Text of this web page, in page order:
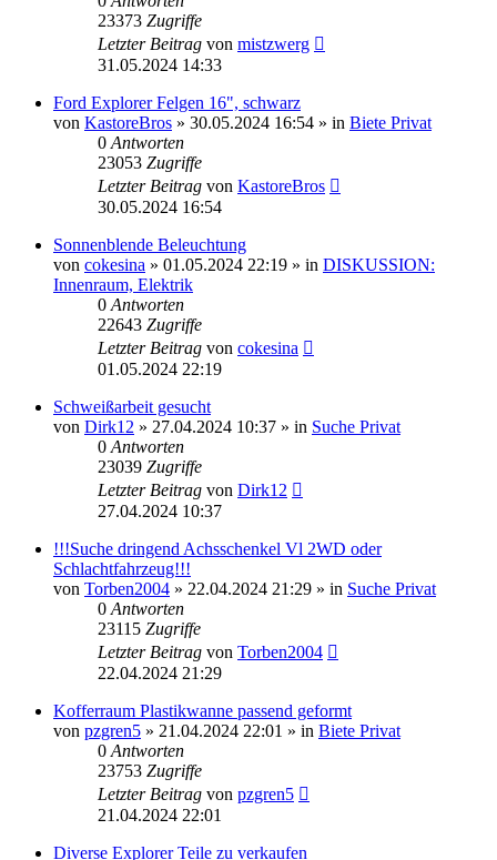
23373 Zugriffe
Letzter Beitrag von mistzwerg
31.05.2024 14:33
Ford Explorer Felgen 16", schwarz
von KastoreBros » 30.05.2024 16:54 » in Biete Privat
0 Antworten
23053 Zugriffe
Letzter Beitrag von KastoreBros
30.05.2024 16:54
Sonnenblende Beleuchtung
von cokesina » 01.05.2024 22:19 » in DISKUSSION:
Innenraum, Elektrik
0 Antworten
22643 Zugriffe
Letzter Beitrag von cokesina
01.05.2024 22:19
Schweißarbeit gesucht
von Dirk12 » 27.04.2024 10:37 » in Suche Privat
0 Antworten
23039 Zugriffe
Letzter Beitrag von Dirk12
27.04.2024 10:37
!!!Suche dringend Achsschenkel Vl 2WD oder
Schlachtfahrzeug!!!
von Torben2004 » 22.04.2024 21:29 » in Suche Privat
0 Antworten
23115 Zugriffe
Letzter Beitrag von Torben2004
22.04.2024 21:29
Kofferraum Plastikwanne passend geformt
von pzgren5 » 21.04.2024 22:01 » in Biete Privat
0 Antworten
23753 Zugriffe
Letzter Beitrag von pzgren5
21.04.2024 22:01
Diverse Explorer Teile zu verkaufen